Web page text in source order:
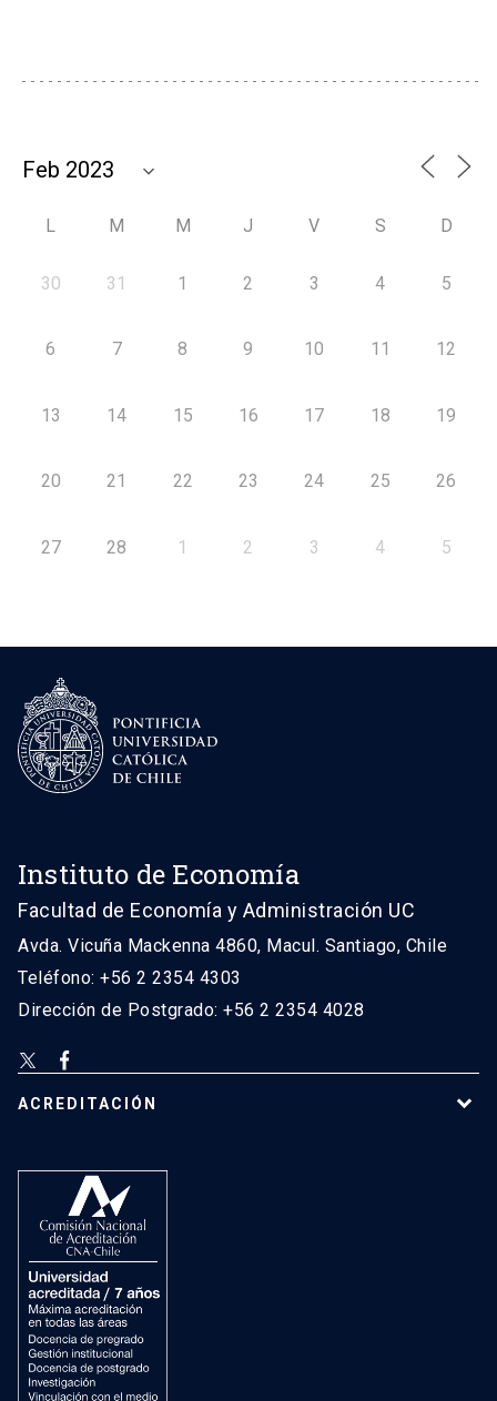
L M M J V S D
30 31 1 2 3 4 5
6 7 8 9 10 11 12
13 14 15 16 17 18 19
20 21 22 23 24 25 26
27 28 1 2 3 4 5
Instituto de Economía
Facultad de Economía y Administración UC
Avda. Vicuña Mackenna 4860, Macul. Santiago, Chile
Teléfono: +56 2 2354 4303
Dirección de Postgrado: +56 2 2354 4028
ACREDITACIÓN